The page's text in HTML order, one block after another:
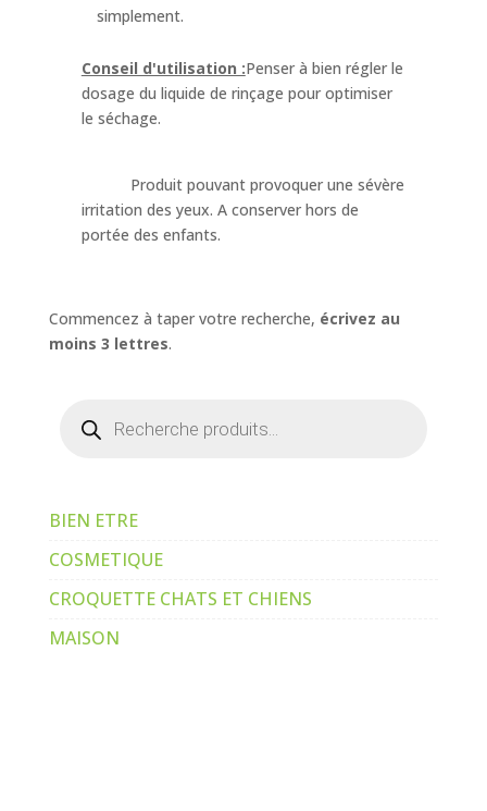
simplement.
Conseil d'utilisation :Penser à bien régler le
dosage du liquide de rinçage pour optimiser
le séchage.
Produit pouvant provoquer une sévère
irritation des yeux. A conserver hors de
portée des enfants.
Commencez à taper votre recherche, écrivez au
moins 3 lettres.
produits
BIEN ETRE
COSMETIQUE
CROQUETTE CHATS ET CHIENS
MAISON